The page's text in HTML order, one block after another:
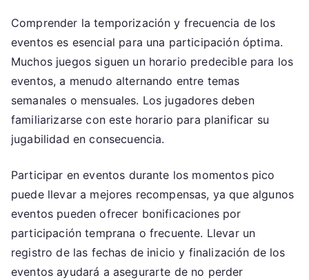
Comprender la temporización y frecuencia de los
eventos es esencial para una participación óptima.
Muchos juegos siguen un horario predecible para los
eventos, a menudo alternando entre temas
semanales o mensuales. Los jugadores deben
familiarizarse con este horario para planificar su
jugabilidad en consecuencia.
Participar en eventos durante los momentos pico
puede llevar a mejores recompensas, ya que algunos
eventos pueden ofrecer bonificaciones por
participación temprana o frecuente. Llevar un
registro de las fechas de inicio y finalización de los
eventos ayudará a asegurarte de no perder